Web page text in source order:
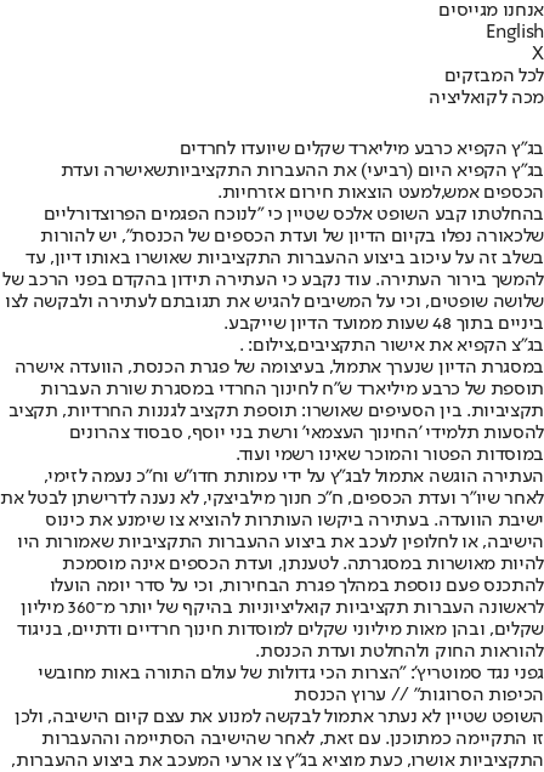
אנחנו מגייסים
English
X
לכל המבזקים
מכה לקואליציה
בג"ץ הקפיא כרבע מיליארד שקלים שיועדו לחרדים
בג”ץ הקפיא היום (רביעי) את ההעברות התקציביותשאישרה ועדת
הכספים אמש,למעט הוצאות חירום אזרחיות.
בהחלטתו קבע השופט אלכס שטיין כי "לנוכח הפגמים הפרוצדורליים
שלכאורה נפלו בקיום הדיון של ועדת הכספים של הכנסת", יש להורות
בשלב זה על עיכוב ביצוע ההעברות התקציביות שאושרו באותו דיון, עד
להמשך בירור העתירה. עוד נקבע כי העתירה תידון בהקדם בפני הרכב של
שלושה שופטים, וכי על המשיבים להגיש את תגובתם לעתירה ולבקשה לצו
ביניים בתוך 48 שעות ממועד הדיון שייקבע.
בג"צ הקפיא את אישור התקציבים,צילום: .
במסגרת הדיון שנערך אתמול, בעיצומה של פגרת הכנסת, הוועדה אישרה
תוספת של כרבע מיליארד ש"ח לחינוך החרדי במסגרת שורת העברות
תקציביות. בין הסעיפים שאושרו: תוספת תקציב לגננות החרדיות, תקציב
להסעות תלמידי 'החינוך העצמאי' ורשת בני יוסף, סבסוד צהרונים
במוסדות הפטור והמוכר שאינו רשמי ועוד.
העתירה הוגשה אתמול לבג”ץ על ידי עמותת חדו”ש וח”כ נעמה לזימי,
לאחר שיו”ר ועדת הכספים, ח”כ חנוך מילביצקי, לא נענה לדרישתן לבטל את
ישיבת הוועדה. בעתירה ביקשו העותרות להוציא צו שימנע את כינוס
הישיבה, או לחלופין לעכב את ביצוע ההעברות התקציביות שאמורות היו
להיות מאושרות במסגרתה. לטענתן, ועדת הכספים אינה מוסמכת
להתכנס פעם נוספת במהלך פגרת הבחירות, וכי על סדר יומה הועלו
לראשונה העברות תקציביות קואליציוניות בהיקף של יותר מ־360 מיליון
שקלים, ובהן מאות מיליוני שקלים למוסדות חינוך חרדיים ודתיים, בניגוד
להוראות החוק ולהחלטת ועדת הכנסת.
גפני נגד סמוטריץ': "הצרות הכי גדולות של עולם התורה באות מחובשי
הכיפות הסרוגות" // ערוץ הכנסת
השופט שטיין לא נעתר אתמול לבקשה למנוע את עצם קיום הישיבה, ולכן
זו התקיימה כמתוכנן. עם זאת, לאחר שהישיבה הסתיימה וההעברות
התקציביות אושרו, כעת מוציא בג”ץ צו ארעי המעכב את ביצוע ההעברות,